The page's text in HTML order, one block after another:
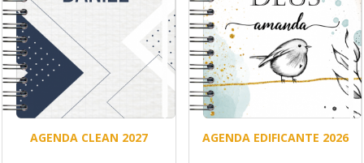
AGENDA CLEAN 2027 AGENDA EDIFICANTE 2026